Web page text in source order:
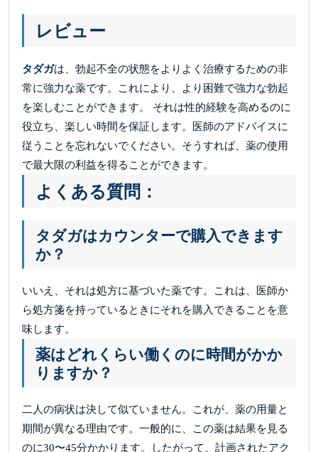
レビュー
タダガは、勃起不全の状態をよりよく治療するための非
常に強力な薬です。これにより、より困難で強力な勃起
を楽しむことができます。 それは性的経験を高めるのに
役立ち、楽しい時間を保証します。医師のアドバイスに
従うことを忘れないでください。そうすれば、薬の使用
で最大限の利益を得ることができます。
よくある質問：
タダガはカウンターで購入できます
か？
いいえ、それは処方に基づいた薬です。これは、医師か
ら処方箋を持っているときにそれを購入できることを意
味します。
薬はどれくらい働くのに時間がかか
りますか？
二人の病状は決して似ていません。これが、薬の用量と
期間が異なる理由です。一般的に、この薬は結果を見る
のに30〜45分かかります。したがって、計画されたアク